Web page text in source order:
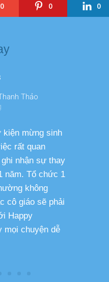
0 0 0
Thảo
mừng sinh
rất quan
nhận sự thay
năm. Tổ chức 1
không
cô giáo sẽ phải
Happy
mọi chuyện dễ